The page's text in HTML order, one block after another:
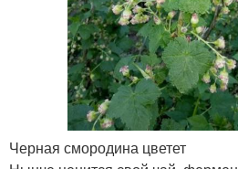
Черная смородина цветет